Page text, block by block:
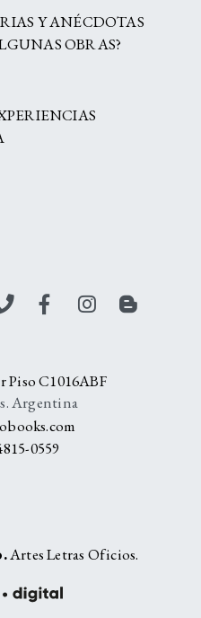
Y ANÉCDOTAS
OBRAS?
Piso C1016ABF
Argentina
0559
Artes Letras Oficios.